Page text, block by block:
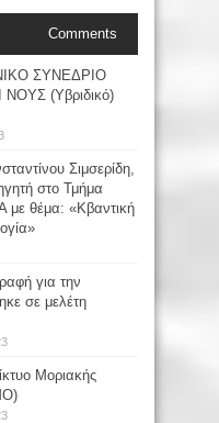
Comments
ΣΥΝΕΔΡΙΟ
(Υβριδικό)
Σιμσερίδη,
στο Τμήμα
με θέμα: «Κβαντική
για την
σε μελέτη
Μοριακής